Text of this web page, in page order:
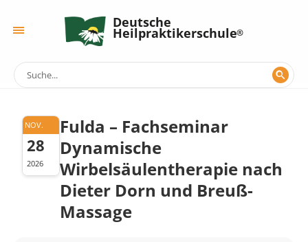
Deutsche
Heilpraktikerschule
NOV.
28
2026
Fulda – Fachseminar
Dynamische
Wirbelsäulentherapie nach
Dieter Dorn und Breuß-
Massage